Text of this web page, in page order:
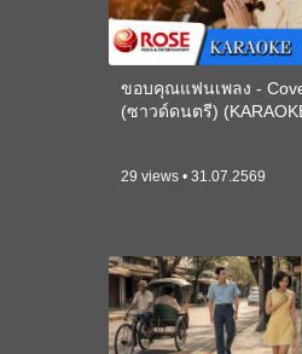
ขอบคุณแฟนเพลง -
(ซาวด์ดนตรี)
29 views • 31.07.2569